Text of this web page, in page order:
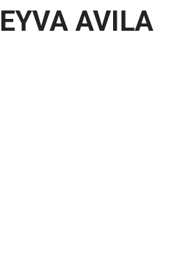
AVILA